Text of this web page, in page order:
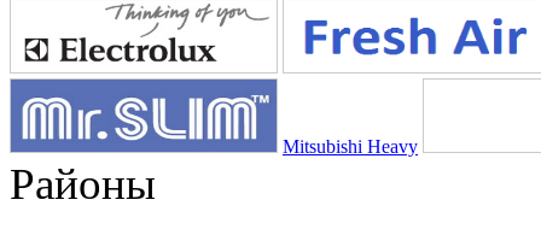
Mitsubishi Heavy
Районы